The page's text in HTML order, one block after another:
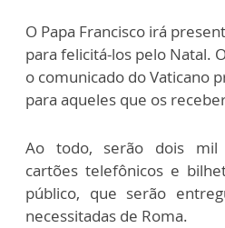
O Papa Francisco irá
para felicitá-los pelo Natal.
o comunicado do Vaticano
para aqueles que os
Ao todo, serão dois mil
cartões telefônicos e
público, que serão
necessitadas de Roma.